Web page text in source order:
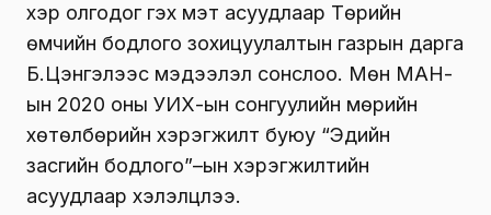
хэр олгодог гэх мэт асуудлаар Төрийн
өмчийн бодлого зохицуулалтын газрын дарга
Б.Цэнгэлээс мэдээлэл сонслоо. Мөн МАН-
ын 2020 оны УИХ-ын сонгуулийн мөрийн
хөтөлбөрийн хэрэгжилт буюу “Эдийн
засгийн бодлого”–ын хэрэгжилтийн
асуудлаар хэлэлцлээ.